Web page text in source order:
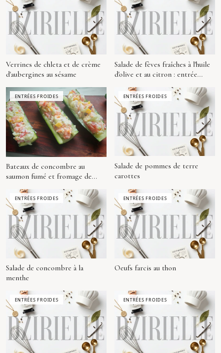
Verrines de chleta et de crème
d'aubergines au sésame
Salade de fèves fraîches à l'huile
d'olive et au citron : entrée
ENTRÉES FROIDES
Bateaux de concombre au
saumon fumé et fromage de
ENTRÉES FROIDES
Salade de pommes de terre
carottes
ENTRÉES FROIDES
Salade de concombre à la
menthe
ENTRÉES FROIDES
Oeufs farcis au thon
ENTRÉES FROIDES ENTRÉES FROIDES